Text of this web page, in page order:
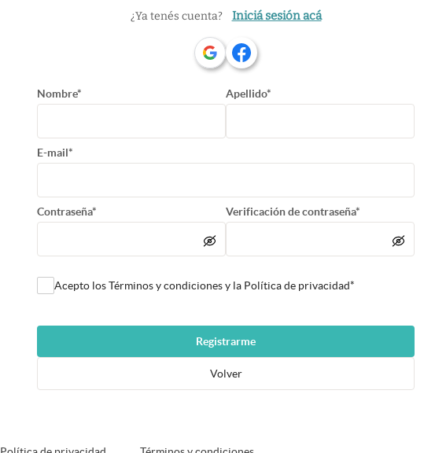
¿Ya tenés cuenta? Iniciá sesión acá
Nombre* Apellido*
E-mail*
Contraseña* Verificación de contraseña*
Acepto los Términos y condiciones y la Política de privacidad*
Registrarme
Volver